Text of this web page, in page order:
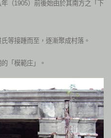
（1905）前後始由於其南方之「下
等接踵而至，逐漸聚成村落。
「模範庄」。